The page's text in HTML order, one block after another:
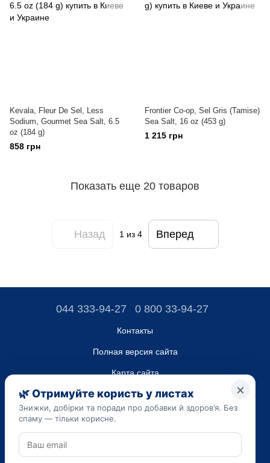
Kevala, Fleur De Sel, Less
Sodium, Gourmet Sea Salt, 6.5
oz (184 g)
858 грн
Frontier Co-op, Sel Gris (Tamise)
Sea Salt, 16 oz (453 g)
1 215 грн
Показать еще 20 товаров
Назад 1 из 4 Вперед
044 333-94-27 0 800 33-94-27
Контакты
Полная версия сайта
Карта сайта
ТОВ “ДО ЮА”,
Код ЄДРПОУ 45223262
Дата регистрации 14.09.2023
Приведенная на сайте dobavki.ua информация носит
исключительно ознакомительный характер. Не используйте